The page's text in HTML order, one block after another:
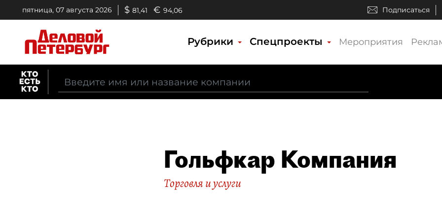
пятница, 07 августа 2026 $ 81,41 € 94,06 Подписаться
Рубрики Спецпроекты Мероприятия
Гольфкар Компания
Торговля и услуги